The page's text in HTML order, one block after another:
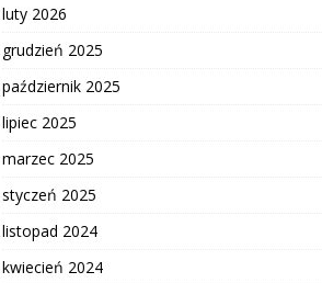
luty 2026
grudzień 2025
październik 2025
lipiec 2025
marzec 2025
styczeń 2025
listopad 2024
kwiecień 2024